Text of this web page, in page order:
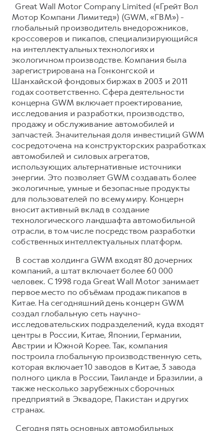
Great Wall Motor Company Limited («Грейт Вол
Мотор Компани Лимитед») (GWM, «ГВМ») -
глобальный производитель внедорожников,
кроссоверов и пикапов, специализирующийся
на интеллектуальных технологиях и
экологичном производстве. Компания была
зарегистрирована на Гонконгской и
Шанхайской фондовых биржах в 2003 и 2011
годах соответственно. Сфера деятельности
концерна GWM включает проектирование,
исследования и разработки, производство,
продажу и обслуживание автомобилей и
запчастей. Значительная доля инвестиций GWM
сосредоточена на конструкторских разработках
автомобилей и силовых агрегатов,
использующих альтернативные источники
энергии. Это позволяет GWM создавать более
экологичные, умные и безопасные продукты
для пользователей по всему миру. Концерн
вносит активный вклад в создание
технологического ландшафта автомобильной
отрасли, в том числе посредством разработки
собственных интеллектуальных платформ.
В состав холдинга GWM входят 80 дочерних
компаний, а штат включает более 60 000
человек. С 1998 года Great Wall Motor занимает
первое место по объёмам продаж пикапов в
Китае. На сегодняшний день концерн GWM
создал глобальную сеть научно-
исследовательских подразделений, куда входят
центры в России, Китае, Японии, Германии,
Австрии и Южной Корее. Так, компания
построила глобальную производственную сеть,
которая включает 10 заводов в Китае, 3 завода
полного цикла в России, Таиланде и Бразилии, а
также несколько зарубежных сборочных
предприятий в Эквадоре, Пакистан и других
странах.
Сегодня пять основных автомобильных